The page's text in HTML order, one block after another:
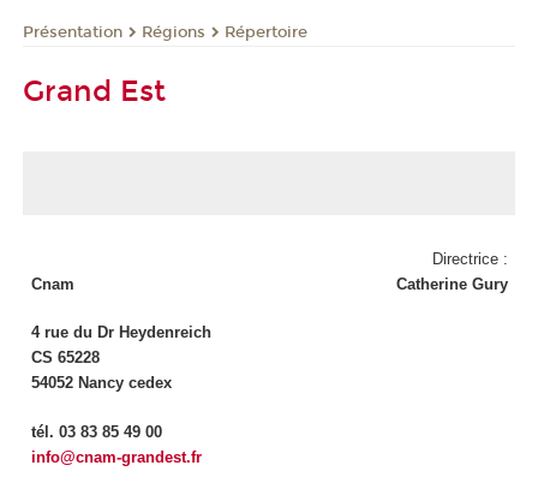
Présentation Régions Répertoire
Grand Est
Cnam
4 rue du Dr Heydenreich
CS 65228
54052 Nancy cedex
tél. 03 83 85 49 00
info@cnam-grandest.fr
Directrice :
Catherine Gury